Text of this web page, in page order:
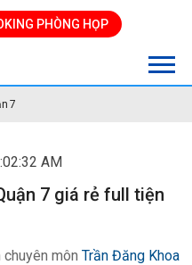
PHÒNG HỌP
7
AM
7 giá rẻ full tiện
môn Trần Đăng Khoa